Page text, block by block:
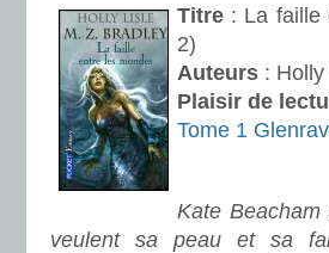
Titre : La faille
2)
Auteurs :
Plaisir de
Tome 1
Kate
veulent sa peau et sa